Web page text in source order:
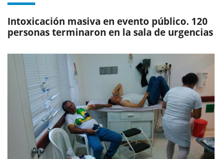
Intoxicación masiva en evento público. 120
personas terminaron en la sala de urgencias